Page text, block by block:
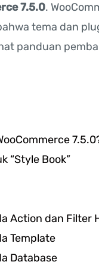
7.5.0.
tema dan
panduan
“Style Book”
Action dan Filter
Template
Database